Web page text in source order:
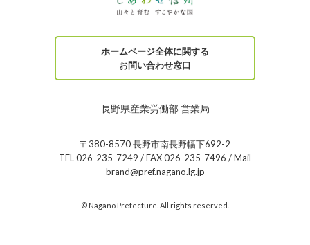
ホームページ全体に関する
お問い合わせ窓口
長野県産業労働部 営業局
〒380-8570 長野市南長野幅下692-2
TEL 026-235-7249 / FAX 026-235-7496 / Mail
brand@pref.nagano.lg.jp
© Nagano Prefecture. All rights reserved.